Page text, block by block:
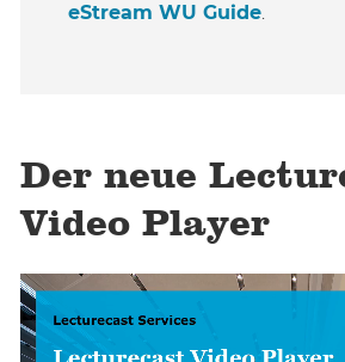
eStream WU Guide.
Der neue
Video Player